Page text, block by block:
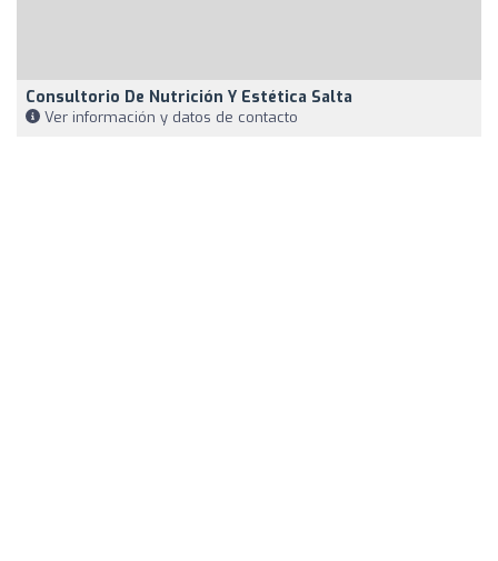
Consultorio De Nutrición Y Estética Salta
Ver información y datos de contacto